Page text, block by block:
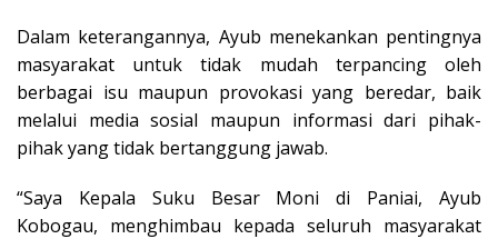
Dalam keterangannya, Ayub menekankan pentingnya
masyarakat untuk tidak mudah terpancing oleh
berbagai isu maupun provokasi yang beredar, baik
melalui media sosial maupun informasi dari pihak-
pihak yang tidak bertanggung jawab.
“Saya Kepala Suku Besar Moni di Paniai, Ayub
Kobogau, menghimbau kepada seluruh masyarakat